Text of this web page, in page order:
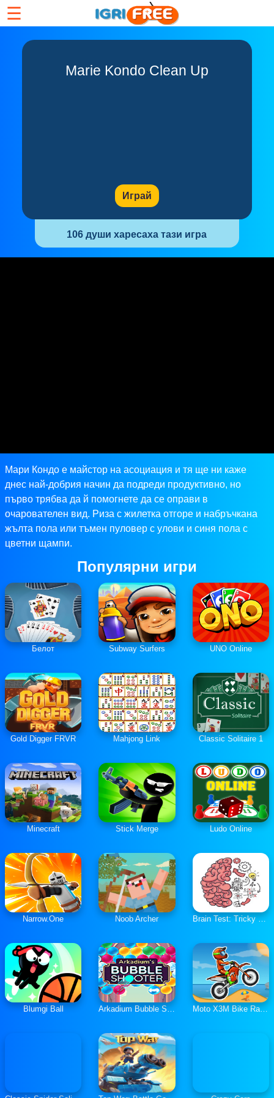
☰
Marie Kondo Clean Up
Играй
106 души харесаха тази игра
Мари Кондо е майстор на асоциация и тя ще ни каже
днес най-добрия начин да подреди продуктивно, но
първо трябва да й помогнете да се оправи в
очарователен вид. Риза с жилетка отгоре и набръчкана
жълта пола или тъмен пуловер с улови и синя пола с
цветни щампи.
Популярни игри
Белот Subway Surfers UNO Online
Gold Digger FRVR Mahjong Link Classic Solitaire 1
Minecraft Stick Merge Ludo Online
Narrow.One Noob Archer Brain Test: Tricky Puzzles
Blumgi Ball Arkadium Bubble Shooter Moto X3M Bike Race Game